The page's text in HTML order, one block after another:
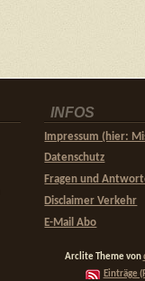
INFOS
Impressum (hier:
Datenschutz
Fragen und
Disclaimer Verkehr
E-Mail Abo
Arclite Theme von
Einträge